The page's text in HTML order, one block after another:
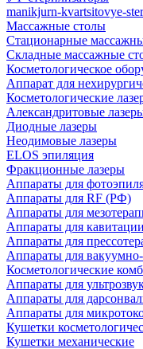
manikjurn-kvartsitovye-
Массажные столы
Стационарные
Складные массажные
Косметологическое
Аппарат для
Косметологические
Александритовые
Диодные лазеры
Неодимовые лазеры
ELOS эпиляция
Фракционные лазеры
Аппараты для
Аппараты для RF (РФ)
Аппараты для
Аппараты для кавитации
Аппараты для
Аппараты для
Косметологические
Аппараты для
Аппараты для
Аппараты для
Кушетки
Кушетки механические